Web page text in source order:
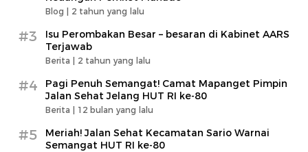
Blog | 2 tahun yang lalu
#3
Isu Perombakan Besar – besaran di Kabinet AARS
Terjawab
Berita | 2 tahun yang lalu
#4
Pagi Penuh Semangat! Camat Mapanget Pimpin
Jalan Sehat Jelang HUT RI ke-80
Berita | 12 bulan yang lalu
#5
Meriah! Jalan Sehat Kecamatan Sario Warnai
Semangat HUT RI ke-80